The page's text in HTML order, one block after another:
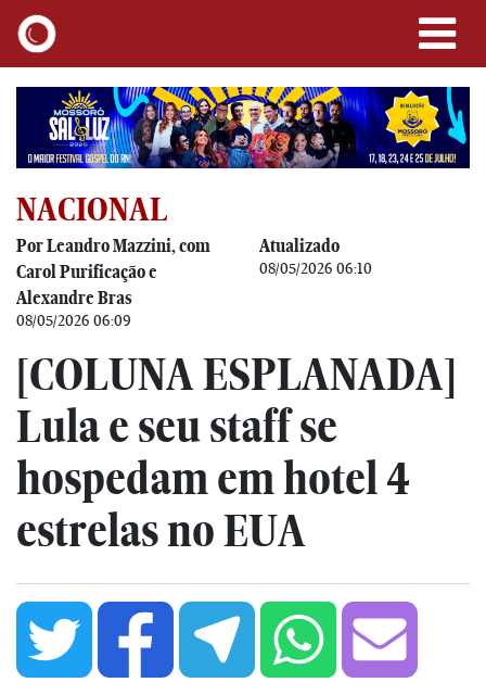
NACIONAL
Por Leandro Mazzini, com
Carol Purificação e
Alexandre Bras
08/05/2026 06:09
Atualizado
08/05/2026 06:10
[COLUNA ESPLANADA]
Lula e seu staff se
hospedam em hotel 4
estrelas no EUA